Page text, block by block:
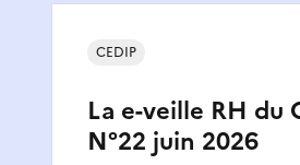
La e-veille RH du
N°22 juin 2026
CEDIP